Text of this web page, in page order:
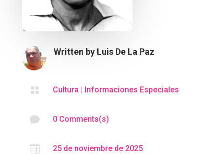
Written by Luis De La Paz
 Cultura | Informaciones Especiales
 0 Comments(s)
 25 de noviembre de 2025